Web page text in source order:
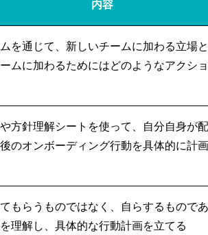
内容
を通じて、新しいチームに加わる立場
ムに加わるためにはどのようなアクシ
方針理解シートを使って、自分自身が
のオンボーディング行動を具体的に計
もらうものではなく、自らするもので
理解し、具体的な行動計画を立てる